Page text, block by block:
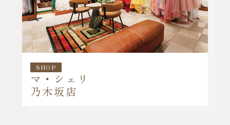
SHOP
マ・シェリ
乃木坂店